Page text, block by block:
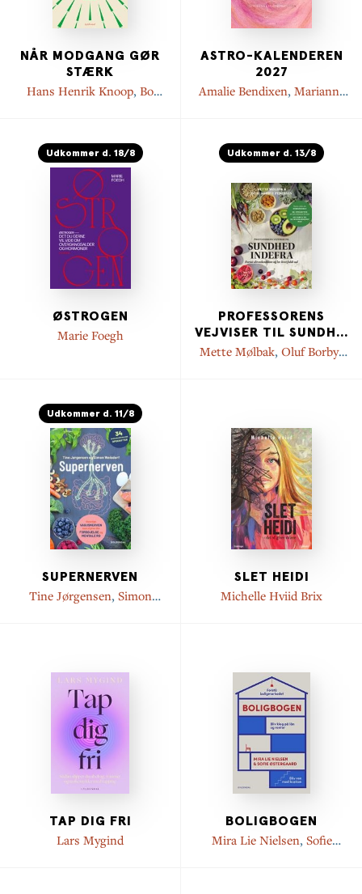
NÅR MODGANG GØR
STÆRK
Hans Henrik Knoop, Bo
ASTRO-KALENDEREN
2027
Amalie Bendixen, Marianne
Udkommer d. 18/8
ØSTROGEN
Marie Foegh
Udkommer d. 13/8
PROFESSORENS
VEJVISER TIL SUNDH ...
Mette Mølbak, Oluf Borbye
Udkommer d. 11/8
SUPERNERVEN
Tine Jørgensen, Simon
SLET HEIDI
Michelle Hviid Brix
TAP DIG FRI
Lars Mygind
BOLIGBOGEN
Mira Lie Nielsen, Sofie